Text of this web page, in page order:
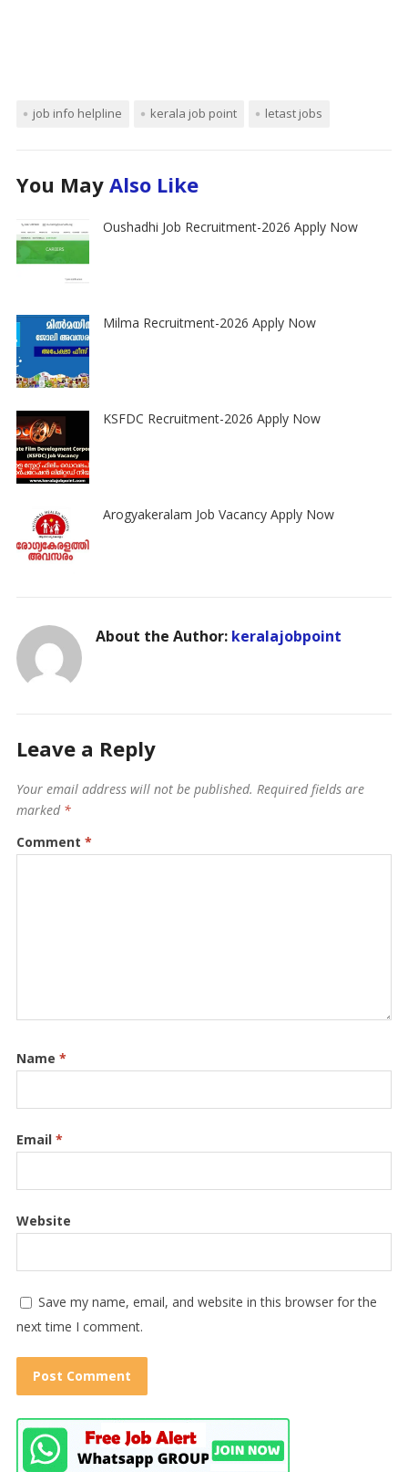
job info helpline kerala job point letast jobs
You May Also Like
Oushadhi Job Recruitment-2026 Apply Now
Milma Recruitment-2026 Apply Now
KSFDC Recruitment-2026 Apply Now
Arogyakeralam Job Vacancy Apply Now
About the Author: keralajobpoint
Leave a Reply
Your email address will not be published. Required fields are
marked *
Comment *
Name *
Email *
Website
Save my name, email, and website in this browser for the
next time I comment.